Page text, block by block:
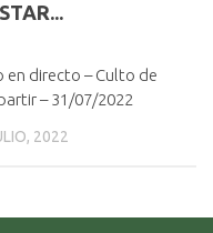
en directo – Culto de
– 31/07/2022
2022